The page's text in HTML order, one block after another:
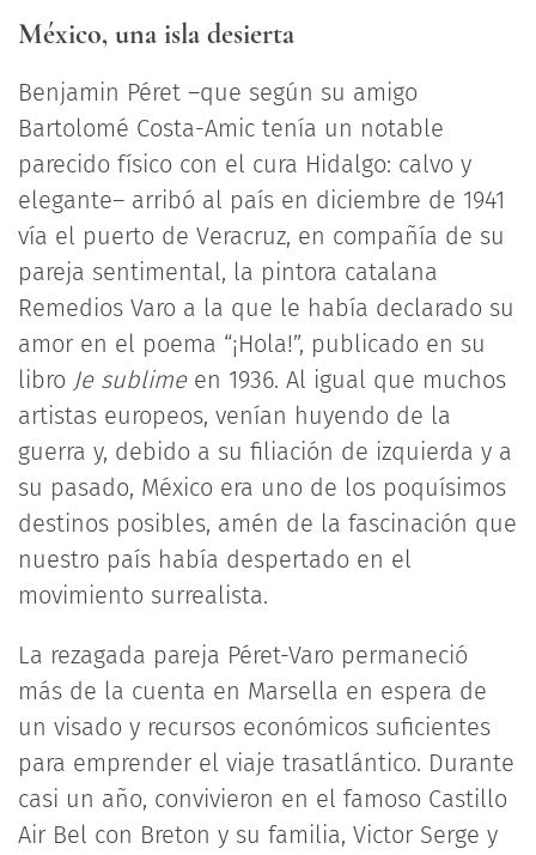
México, una isla desierta
Benjamin Péret –que según su amigo
Bartolomé Costa-Amic tenía un notable
parecido físico con el cura Hidalgo: calvo y
elegante– arribó al país en diciembre de 1941
vía el puerto de Veracruz, en compañía de su
pareja sentimental, la pintora catalana
Remedios Varo a la que le había declarado su
amor en el poema “¡Hola!”, publicado en su
libro Je sublimeen 1936. Al igual que muchos
artistas europeos, venían huyendo de la
guerra y, debido a su filiación de izquierda y a
su pasado, México era uno de los poquísimos
destinos posibles, amén de la fascinación que
nuestro país había despertado en el
movimiento surrealista.
La rezagada pareja Péret-Varo permaneció
más de la cuenta en Marsella en espera de
un visado y recursos económicos suficientes
para emprender el viaje trasatlántico. Durante
casi un año, convivieron en el famoso Castillo
Air Bel con Breton y su familia, Victor Serge y